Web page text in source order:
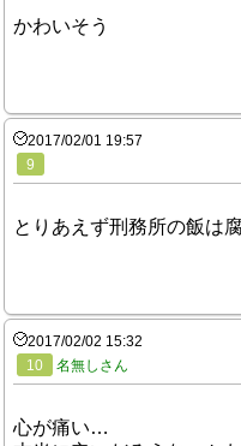
かわいそう
2017/02/01 19:57
9
とりあえず刑務所の飯は
2017/02/02 15:32
10
名無しさん
心が痛い…